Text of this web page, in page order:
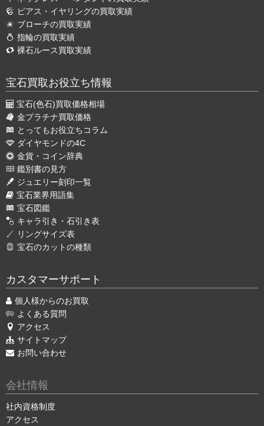
ピアス・イヤリングの買取実績
ブローチの買取実績
指輪の買取実績
裸石ルース買取実績
宝石買取お役立ち情報
宝石(色石)買取価格相場
金プラチナ買取価格
とってもお役立ちコラム
ダイヤモンドの4C
金貨・コイン辞典
鑑別書の見方
ジュエリー刻印一覧
宝石業界用語集
宝石図鑑
キャラ引き・石引き表
リングサイズ表
宝石のカットの種類
カスタマーサポート
個人様からのお買取
よくある質問
アクセス
サイトマップ
お問い合わせ
会社情報
社内資格制度
アクセス